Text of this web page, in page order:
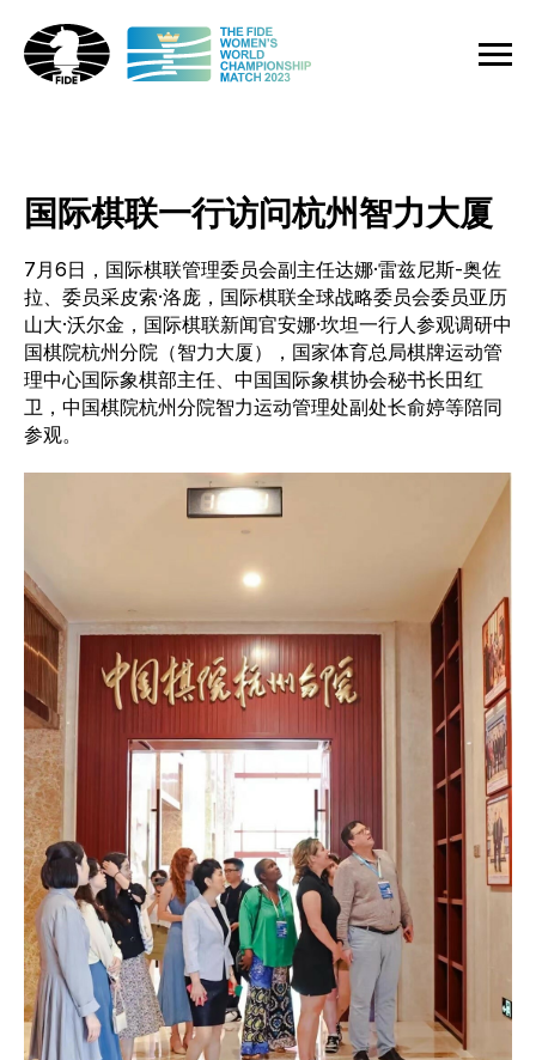
国际棋联一行访问杭州智力大厦
7月6日，国际棋联管理委员会副主任达娜·雷兹尼斯-奥佐
拉、委员采皮索·洛庞，国际棋联全球战略委员会委员亚历
山大·沃尔金，国际棋联新闻官安娜·坎坦一行人参观调研中
国棋院杭州分院（智力大厦），国家体育总局棋牌运动管
理中心国际象棋部主任、中国国际象棋协会秘书长田红
卫，中国棋院杭州分院智力运动管理处副处长俞婷等陪同
参观。